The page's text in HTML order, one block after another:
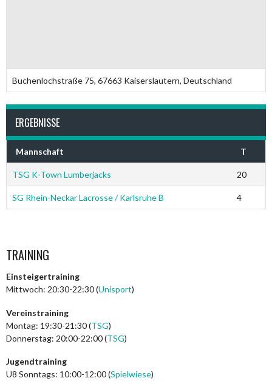
Buchenlochstraße 75, 67663 Kaiserslautern, Deutschland
ERGEBNISSE
Mannschaft T
TSG K-Town Lumberjacks 20
SG Rhein-Neckar Lacrosse / Karlsruhe B 4
TRAINING
Einsteigertraining
Mittwoch: 20:30-22:30 (Unisport)
Vereinstraining
Montag: 19:30-21:30 (TSG)
Donnerstag: 20:00-22:00 (TSG)
Jugendtraining
U8 Sonntags: 10:00-12:00 (Spielwiese)